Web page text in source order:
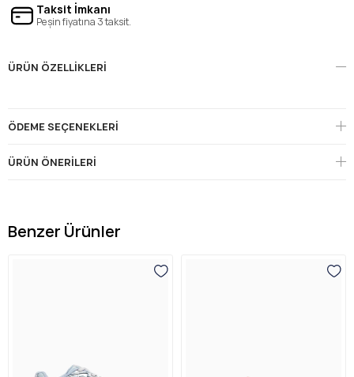
Taksit İmkanı
Peşin fiyatına 3 taksit.
ÜRÜN ÖZELLIKLERI
ÖDEME SEÇENEKLERI
ÜRÜN ÖNERILERI
Benzer Ürünler